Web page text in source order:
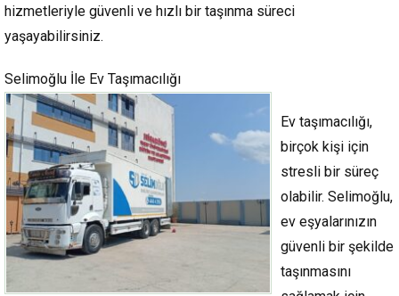
hizmetleriyle güvenli ve hızlı bir taşınma süreci
yaşayabilirsiniz.
Selimoğlu İle Ev Taşımacılığı
Ev taşımacılığı,
birçok kişi için
stresli bir süreç
olabilir. Selimoğlu,
ev eşyalarınızın
güvenli bir şekilde
taşınmasını